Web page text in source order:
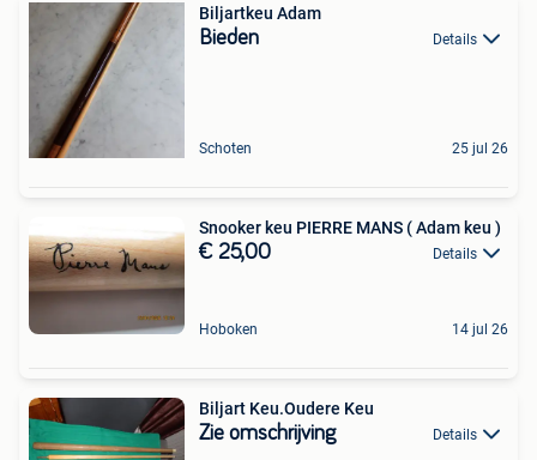
Biljartkeu Adam
Bieden Details
Schoten 25 jul 26
Snooker keu PIERRE MANS ( Adam keu )
€ 25,00 Details
Hoboken 14 jul 26
Biljart Keu.Oudere Keu
Zie omschrijving Details